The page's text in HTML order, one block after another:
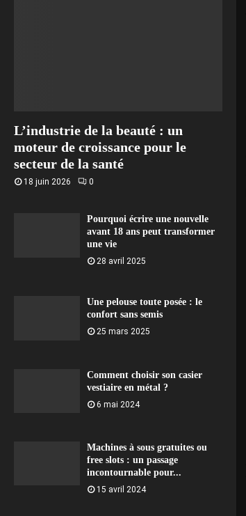
L’industrie de la beauté : un
moteur de croissance pour le
secteur de la santé
18 juin 2026 0
Pourquoi écrire une nouvelle
avant 18 ans peut transformer
une vie
28 avril 2025
Une pelouse toute posée : le
confort sans semis
25 mars 2025
Comment choisir son casier
vestiaire en métal ?
6 mai 2024
Machines à sous gratuites ou
free slots : un passage
incontournable pour...
15 avril 2024